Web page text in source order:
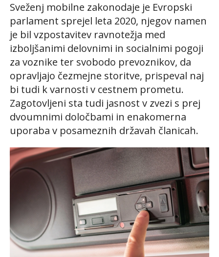
Sveženj mobilne zakonodaje je Evropski
parlament sprejel leta 2020, njegov namen
je bil vzpostavitev ravnotežja med
izboljšanimi delovnimi in socialnimi pogoji
za voznike ter svobodo prevoznikov, da
opravljajo čezmejne storitve, prispeval naj
bi tudi k varnosti v cestnem prometu.
Zagotovljeni sta tudi jasnost v zvezi s prej
dvoumnimi določbami in enakomerna
uporaba v posameznih državah članicah.